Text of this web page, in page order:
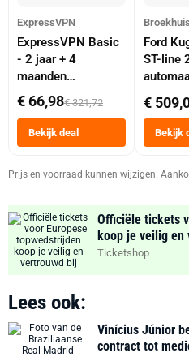
ExpressVPN
ExpressVPN Basic
- 2 jaar + 4
maanden
abonnement
€ 66,98€ 321,72
Bekijk deal
Broekhuis
Ford
ST-line
€
Bekijk
Prijs en voorraad kunnen wijzigen.
Officiële tickets
koop je veilig en
Ticketshop
Lees ook:
Vinícius Júnior
contract tot